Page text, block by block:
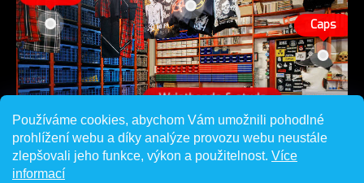
Používáme cookies, abychom Vám umožnili pohodlné
prohlížení webu a díky analýze provozu webu neustále
zlepšovali jeho funkce, výkon a použitelnost. Více
informací